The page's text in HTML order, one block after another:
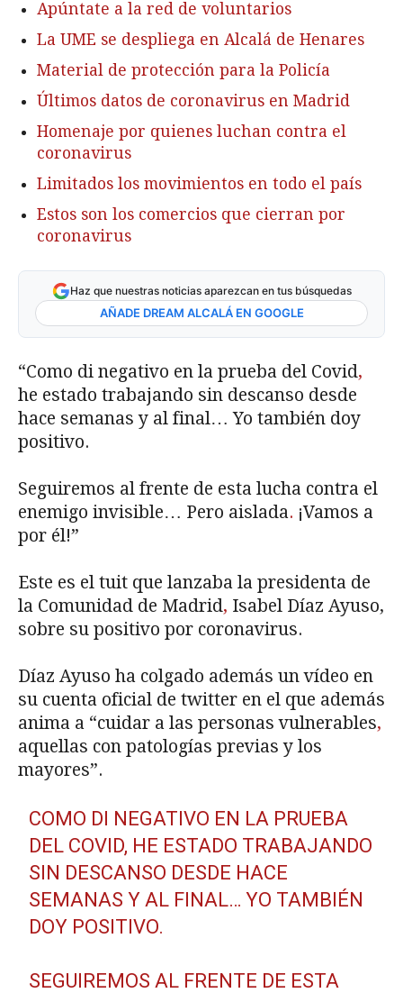
Apúntate a la red de voluntarios
La UME se despliega en Alcalá de Henares
Material de protección para la Policía
Últimos datos de coronavirus en Madrid
Homenaje por quienes luchan contra el
coronavirus
Limitados los movimientos en todo el país
Estos son los comercios que cierran por
coronavirus
Haz que nuestras noticias aparezcan en tus búsquedas
AÑADE DREAM ALCALÁ EN GOOGLE
“Como di negativo en la prueba del Covid,
he estado trabajando sin descanso desde
hace semanas y al final… Yo también doy
positivo.
Seguiremos al frente de esta lucha contra el
enemigo invisible… Pero aislada. ¡Vamos a
por él!”
Este es el tuit que lanzaba la presidenta de
la Comunidad de Madrid, Isabel Díaz Ayuso,
sobre su positivo por coronavirus.
Díaz Ayuso ha colgado además un vídeo en
su cuenta oficial de twitter en el que además
anima a “cuidar a las personas vulnerables,
aquellas con patologías previas y los
mayores”.
COMO DI NEGATIVO EN LA PRUEBA
DEL COVID, HE ESTADO TRABAJANDO
SIN DESCANSO DESDE HACE
SEMANAS Y AL FINAL… YO TAMBIÉN
DOY POSITIVO.
SEGUIREMOS AL FRENTE DE ESTA